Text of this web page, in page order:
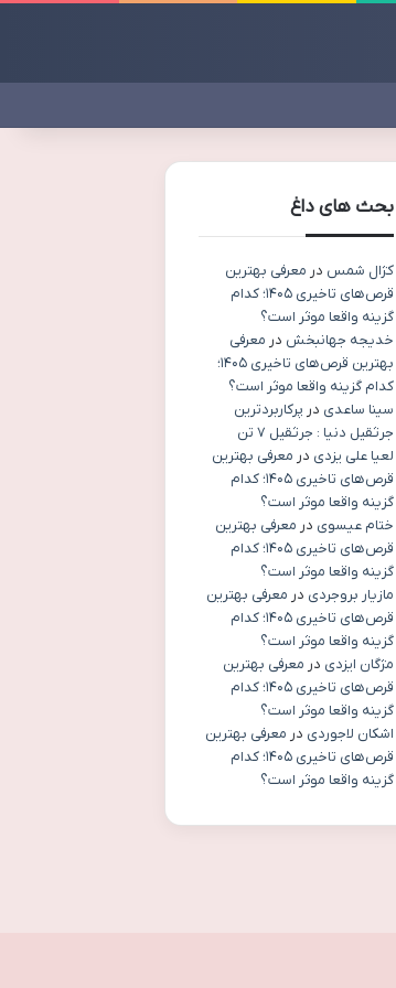
بحث های داغ
کژال شمس در معرفی بهترین
قرص‌های تاخیری ۱۴۰۵؛ کدام
گزینه واقعا موثر است؟
خدیجه جهانبخش در معرفی
بهترین قرص‌های تاخیری ۱۴۰۵؛
کدام گزینه واقعا موثر است؟
سینا ساعدی در پرکاربردترین
جرثقیل دنیا : جرثقیل ۷ تن
لعیا علی یزدی در معرفی بهترین
قرص‌های تاخیری ۱۴۰۵؛ کدام
گزینه واقعا موثر است؟
ختام عیسوی در معرفی بهترین
قرص‌های تاخیری ۱۴۰۵؛ کدام
گزینه واقعا موثر است؟
مازیار بروجردی در معرفی بهترین
قرص‌های تاخیری ۱۴۰۵؛ کدام
گزینه واقعا موثر است؟
مژگان ایزدی در معرفی بهترین
قرص‌های تاخیری ۱۴۰۵؛ کدام
گزینه واقعا موثر است؟
اشکان لاجوردی در معرفی بهترین
قرص‌های تاخیری ۱۴۰۵؛ کدام
گزینه واقعا موثر است؟